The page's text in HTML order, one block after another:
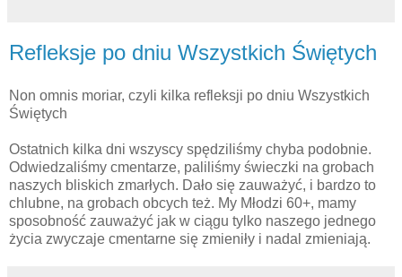
Refleksje po dniu Wszystkich Świętych
Non omnis moriar, czyli kilka refleksji po dniu Wszystkich
Świętych
Ostatnich kilka dni wszyscy spędziliśmy chyba podobnie.
Odwiedzaliśmy cmentarze, paliliśmy świeczki na grobach
naszych bliskich zmarłych. Dało się zauważyć, i bardzo to
chlubne, na grobach obcych też. My Młodzi 60+, mamy
sposobność zauważyć jak w ciągu tylko naszego jednego
życia zwyczaje cmentarne się zmieniły i nadal zmieniają.